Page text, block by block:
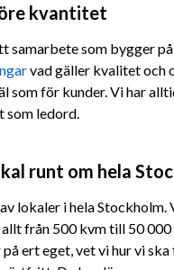
kvantitet
samarbete som bygger på
vad gäller kvalitet och
som för kunder. Vi har
som ledord.
runt om hela
lokaler i hela Stockholm.
från 500 kvm till 50
ert eget, vet vi hur vi